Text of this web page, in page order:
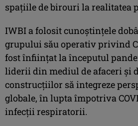
spațiile de birouri la realitatea
IWBI a folosit cunoștințele
grupului său operativ privind
fost înființat la începutul
liderii din mediul de afaceri și
construcțiilor să integreze
globale, în lupta împotriva
infecții respiratorii.